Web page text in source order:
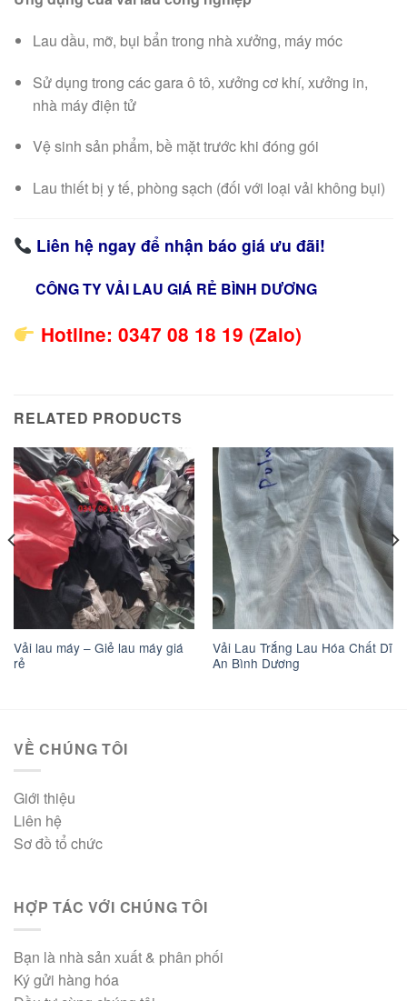
Lau dầu, mỡ, bụi bẩn trong nhà xưởng, máy móc
Sử dụng trong các gara ô tô, xưởng cơ khí, xưởng in,
nhà máy điện tử
Vệ sinh sản phẩm, bề mặt trước khi đóng gói
Lau thiết bị y tế, phòng sạch (đối với loại vải không bụi)
Liên hệ ngay để nhận báo giá ưu đãi!
CÔNG TY VẢI LAU GIÁ RẺ BÌNH DƯƠNG
Hotline: 0347 08 18 19 (Zalo)
RELATED PRODUCTS
Vải lau máy – Giẻ lau máy giá
rẻ
Vải Lau Trắng Lau Hóa Chất Dĩ
An Bình Dương
VỀ CHÚNG TÔI
Giới thiệu
Liên hệ
Sơ đồ tổ chức
HỢP TÁC VỚI CHÚNG TÔI
Bạn là nhà sản xuất & phân phối
Ký gửi hàng hóa